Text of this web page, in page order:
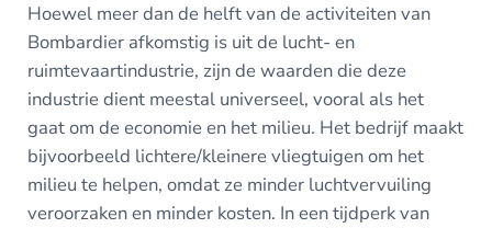
Hoewel meer dan de helft van de activiteiten van
Bombardier afkomstig is uit de lucht- en
ruimtevaartindustrie, zijn de waarden die deze
industrie dient meestal universeel, vooral als het
gaat om de economie en het milieu. Het bedrijf maakt
bijvoorbeeld lichtere/kleinere vliegtuigen om het
milieu te helpen, omdat ze minder luchtvervuiling
veroorzaken en minder kosten. In een tijdperk van